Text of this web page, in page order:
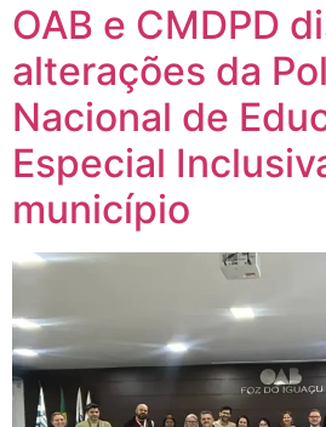
OAB e CMDPD
alterações da
Nacional de
Especial
município